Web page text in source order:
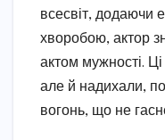
всесвіт, додаючи
хворобою, актор
актом мужності.
але й надихали,
вогонь, що не